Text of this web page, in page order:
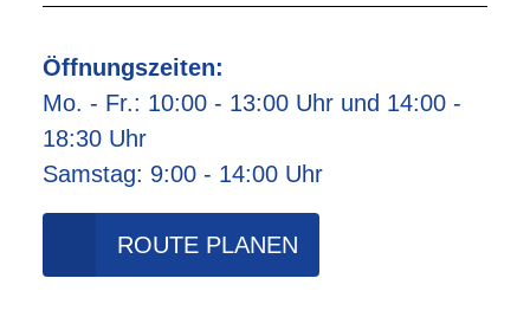
Öffnungszeiten:
Mo. - Fr.: 10:00 - 13:00 Uhr und 14:00 -
18:30 Uhr
Samstag: 9:00 - 14:00 Uhr
ROUTE PLANEN